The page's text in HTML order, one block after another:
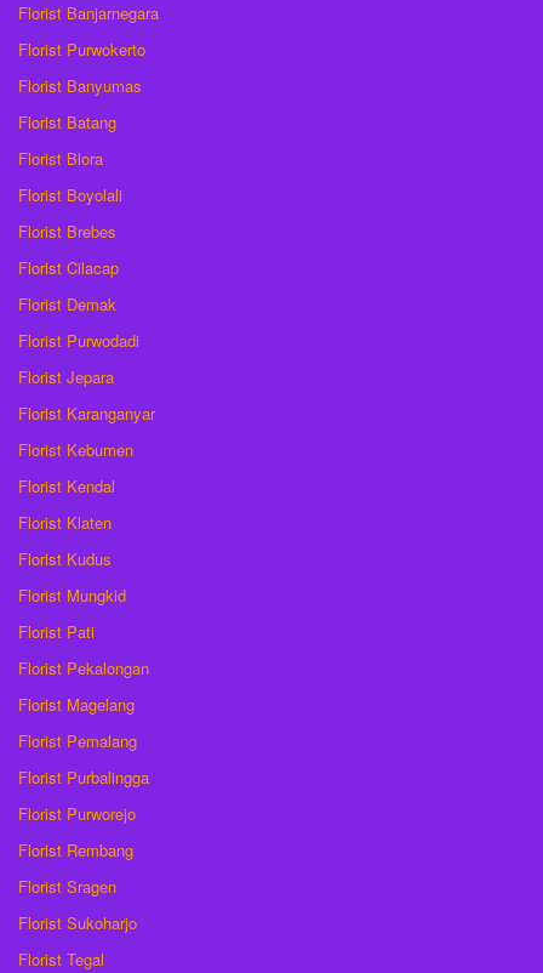
Florist Banjarnegara
Florist Purwokerto
Florist Banyumas
Florist Batang
Florist Blora
Florist Boyolali
Florist Brebes
Florist Cilacap
Florist Demak
Florist Purwodadi
Florist Jepara
Florist Karanganyar
Florist Kebumen
Florist Kendal
Florist Klaten
Florist Kudus
Florist Mungkid
Florist Pati
Florist Pekalongan
Florist Magelang
Florist Pemalang
Florist Purbalingga
Florist Purworejo
Florist Rembang
Florist Sragen
Florist Sukoharjo
Florist Tegal